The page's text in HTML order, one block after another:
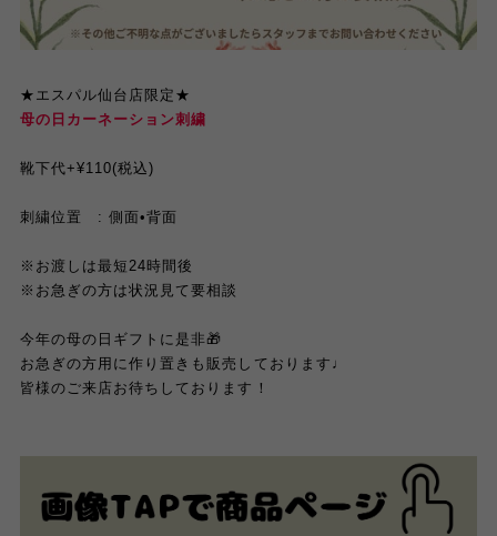
★エスパル仙台店限定★
母の日カーネーション刺繍
靴下代+¥110(税込)
刺繍位置 : 側面•背面
※お渡しは最短24時間後
※お急ぎの方は状況見て要相談
今年の母の日ギフトに是非🎁
お急ぎの方用に作り置きも販売しております♩
皆様のご来店お待ちしております！